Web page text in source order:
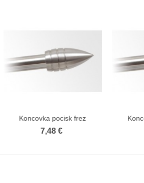
Termoizolačná fólia za radiátory (2
m2) 4ks...
3,83 €4,50 €
Zobraziť viac
Koncovka pocisk frez
7,48 €